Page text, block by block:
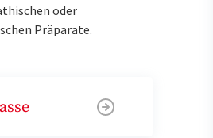
oder
Präparate.